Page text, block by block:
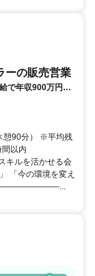
ーの販売営業
で年収900万円も
し！
憩90分） ※平均残
以内
キルを活かせる会
「今の環境を変え